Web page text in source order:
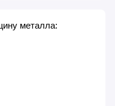
металла: